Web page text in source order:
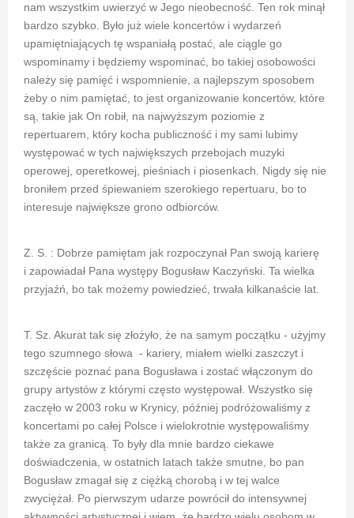
nam wszystkim uwierzyć w Jego nieobecność. Ten rok minął
bardzo szybko. Było już wiele koncertów i wydarzeń
upamiętniających tę wspaniałą postać, ale ciągle go
wspominamy i będziemy wspominać, bo takiej osobowości
należy się pamięć i wspomnienie, a najlepszym sposobem
żeby o nim pamiętać, to jest organizowanie koncertów, które
są, takie jak On robił, na najwyższym poziomie z
repertuarem, który kocha publiczność i my sami lubimy
występować w tych największych przebojach muzyki
operowej, operetkowej, pieśniach i piosenkach. Nigdy się nie
broniłem przed śpiewaniem szerokiego repertuaru, bo to
interesuje największe grono odbiorców.
Z. S. : Dobrze pamiętam jak rozpoczynał Pan swoją karierę
i zapowiadał Pana występy Bogusław Kaczyński. Ta wielka
przyjaźń, bo tak możemy powiedzieć, trwała kilkanaście lat.
T. Sz. Akurat tak się złożyło, że na samym początku - użyjmy
tego szumnego słowa - kariery, miałem wielki zaszczyt i
szczęście poznać pana Bogusława i zostać włączonym do
grupy artystów z którymi często występował. Wszystko się
zaczęło w 2003 roku w Krynicy, później podróżowaliśmy z
koncertami po całej Polsce i wielokrotnie występowaliśmy
także za granicą. To były dla mnie bardzo ciekawe
doświadczenia, w ostatnich latach także smutne, bo pan
Bogusław zmagał się z ciężką chorobą i w tej walce
zwyciężał. Po pierwszym udarze powrócił do intensywnej